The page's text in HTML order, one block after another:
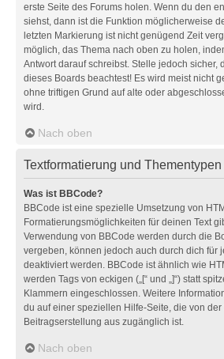
erste Seite des Forums holen. Wenn du den
siehst, dann ist die Funktion möglicherweise
letzten Markierung ist nicht genügend Zeit
möglich, das Thema nach oben zu holen,
Antwort darauf schreibst. Stelle jedoch sicher,
dieses Boards beachtest! Es wird meist nicht
ohne triftigen Grund auf alte oder
wird.
Nach oben
Textformatierung und Thementypen
Was ist BBCode?
BBCode ist eine spezielle Umsetzung von
Formatierungsmöglichkeiten für deinen Text
Verwendung von BBCode werden durch die
vergeben, können jedoch auch durch dich für
deaktiviert werden. BBCode ist ähnlich wie
werden Tags von eckigen („[“ und „]“) statt
Klammern eingeschlossen. Weitere
du auf einer speziellen Hilfe-Seite, die von der
Beitragserstellung aus zugänglich ist.
Nach oben